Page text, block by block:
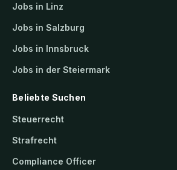
Jobs in Linz
Jobs in Salzburg
Jobs in Innsbruck
Jobs in der Steiermark
Beliebte Suchen
Steuerrecht
Strafrecht
Compliance Officer